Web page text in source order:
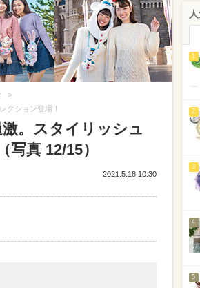
>
クション登場！
激。スタイリッシュ
真 12/15）
2021.5.18 10:30
1
2
3
4
5